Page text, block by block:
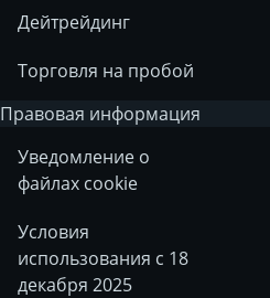
Дейтрейдинг
Торговля на пробой
Правовая информация
Уведомление о
файлах cookie
Условия
использования с 18
декабря 2025